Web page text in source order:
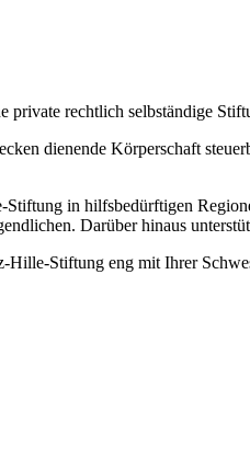
rechtlich selbständige
dienende Körperschaft
in hilfsbedürftigen
Darüber hinaus
Stiftung eng mit Ihrer